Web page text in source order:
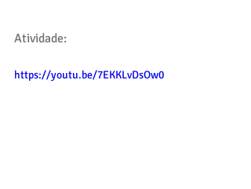
Atividade:
https://youtu.be/7EKKLvDsOw0